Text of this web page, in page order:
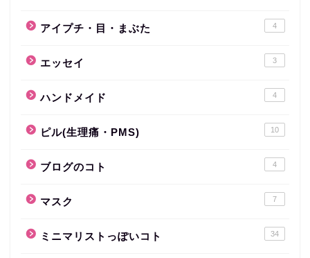
アイプチ・目・まぶた 4
エッセイ 3
ハンドメイド 4
ピル(生理痛・PMS) 10
ブログのコト 4
マスク 7
ミニマリストっぽいコト 34